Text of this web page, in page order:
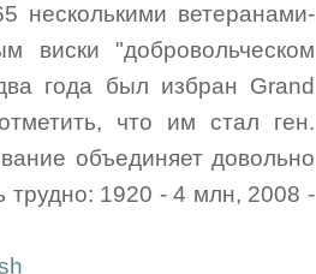
несколькими ветеранами-
виски "добровольческом
года был избран Grand
что им стал ген.
объединяет довольно
трудно: 1920 - 4 млн, 2008 -